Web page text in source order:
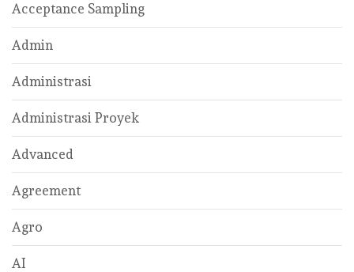
Acceptance Sampling
Admin
Administrasi
Administrasi Proyek
Advanced
Agreement
Agro
AI